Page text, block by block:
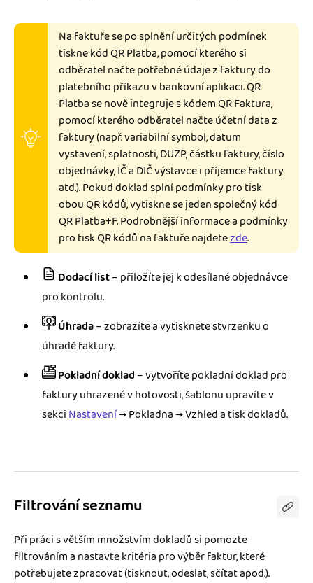
Na faktuře se po splnění určitých podmínek
tiskne kód QR Platba, pomocí kterého si
odběratel načte potřebné údaje z faktury do
platebního příkazu v bankovní aplikaci. QR
Platba se nově integruje s kódem QR Faktura,
pomocí kterého odběratel načte účetní data z
faktury (např. variabilní symbol, datum
vystavení, splatnosti, DUZP, částku faktury, číslo
objednávky, IČ a DIČ výstavce i příjemce faktury
atd.). Pokud doklad splní podmínky pro tisk
obou QR kódů, vytiskne se jeden společný kód
QR Platba+F. Podrobnější informace a podmínky
pro tisk QR kódů na faktuře najdetezde.
Dodací list– přiložíte jej k odesílané objednávce
pro kontrolu.
Úhrada– zobrazíte a vytisknete stvrzenku o
úhradě faktury.
Pokladní doklad – vytvoříte pokladní doklad pro
faktury uhrazené v hotovosti, šablonu upravíte v
sekciNastavení→ Pokladna → Vzhled a tisk dokladů.
Filtrování seznamu
Při práci s větším množstvím dokladů si pomozte
filtrováním a nastavte kritéria pro výběr faktur, které
potřebujete zpracovat (tisknout, odeslat, sčítat apod.).